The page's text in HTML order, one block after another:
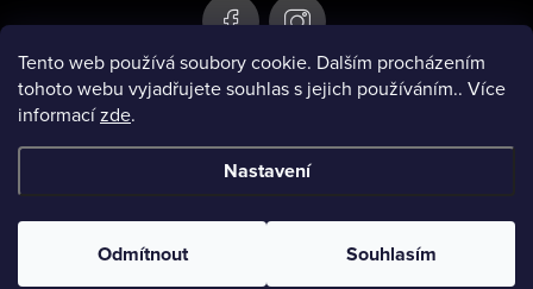
Tento web používá soubory cookie. Dalším procházením
tohoto webu vyjadřujete souhlas s jejich používáním.. Více
informacízde.
Nastavení
Odmítnout Souhlasím
a
Infobox
vyhrazena.